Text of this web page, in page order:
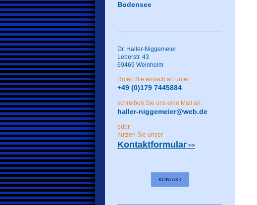
Bodensee
Dr. Haller-Niggemeier
Leberstr. 43
69469 Weinheim
Rufen Sie einfach an unter
+49 (0)179 7445884
schreiben Sie uns eine Mail an:
haller-niggemeier@web.de
oder
nutzen Sie unser
Kontaktformular >>
KONTAKT